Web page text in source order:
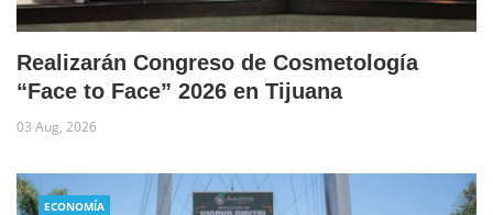
Realizarán Congreso de Cosmetología
“Face to Face” 2026 en Tijuana
03 Aug, 2026
ECONOMÍA